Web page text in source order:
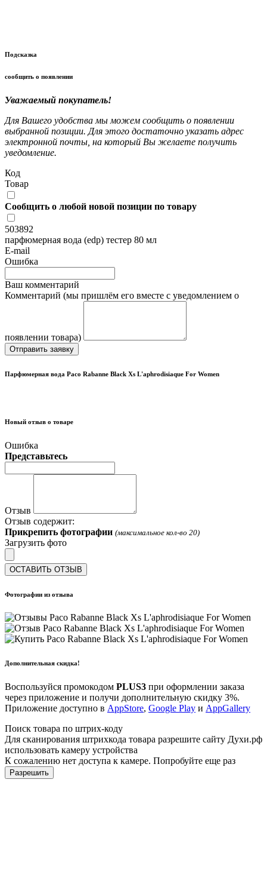
Подсказка
сообщить о появлении
Уважаемый покупатель!
Для Вашего удобства мы можем сообщить о появлении
выбранной позиции. Для этого достаточно указать адрес
электронной почты, на который Вы желаете получить
уведомление.
Код
Товар
Сообщить о любой новой позиции по товару
503892
парфюмерная вода (edp) тестер 80 мл
E-mail
Ошибка
Ваш комментарий
Комментарий (мы пришлём его вместе с уведомлением о
появлении товара)
Отправить заявку
Парфюмерная вода Paco Rabanne Black Xs L'aphrodisiaque For Women
Новый отзыв о товаре
Ошибка
Представьтесь
Отзыв
Отзыв содержит:
Прикрепить фотографии (максимальное кол-во 20)
Загрузить фото
ОСТАВИТЬ ОТЗЫВ
Фотографии из отзыва
Дополнительная скидка!
Воспользуйся промокодом PLUS3 при оформлении заказа
через приложение и получи дополнительную скидку 3%.
Приложение доступно в AppStore, Google Play и AppGallery
Поиск товара по штрих-коду
Для сканирования штрихкода товара разрешите сайту Духи.рф
использовать камеру устройства
К сожалению нет доступа к камере. Попробуйте еще раз
Разрешить